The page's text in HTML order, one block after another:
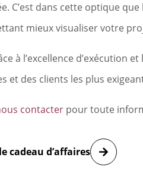
C’est dans cette optique
mieux visualiser votre
à l’excellence d’exécution
et des clients les plus
contacterpour toute
cadeau d’affaires